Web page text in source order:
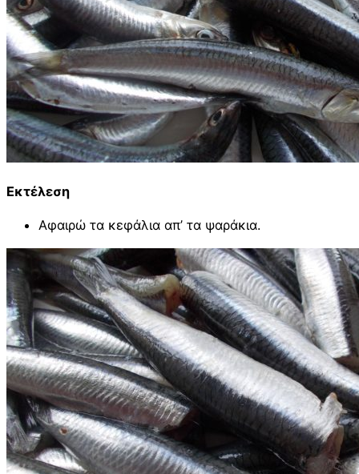
Εκτέλεση
Αφαιρώ τα κεφάλια απ’ τα ψαράκια.